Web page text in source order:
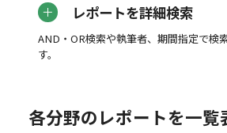
レポートを詳細検索
AND・OR検索や執筆者、期間指定で検
す。
各分野のレポートを一覧